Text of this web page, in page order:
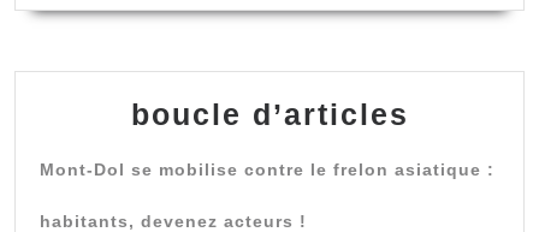
boucle d’articles
Mont-Dol se mobilise contre le frelon asiatique :
habitants, devenez acteurs !